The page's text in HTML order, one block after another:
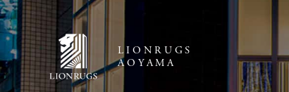
LIONRUGS
AOYAMA